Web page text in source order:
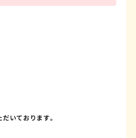
いております。